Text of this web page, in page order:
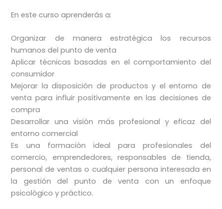
En este curso aprenderás a:
Organizar de manera estratégica los recursos
humanos del punto de venta
Aplicar técnicas basadas en el comportamiento del
consumidor
Mejorar la disposición de productos y el entorno de
venta para influir positivamente en las decisiones de
compra
Desarrollar una visión más profesional y eficaz del
entorno comercial
Es una formación ideal para profesionales del
comercio, emprendedores, responsables de tienda,
personal de ventas o cualquier persona interesada en
la gestión del punto de venta con un enfoque
psicológico y práctico.